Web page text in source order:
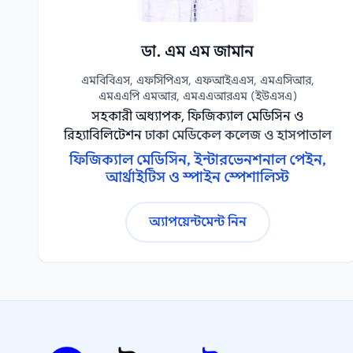
ডা. এম এম জামান
এমবিবিএস, এফসিপিএস, এফআইএএস, এমএসিআর,
এমএএপি এমআর, এমএএআরএম (ইউএসএ)
সহকারী অধ্যাপক, ফিজিক্যাল মেডিসিন ও
রিহ্যাবিলিটেশন ঢাকা মেডিকেল কলেজ ও হাসপাতাল
ফিজিক্যাল মেডিসিন, ইন্টারভেনশনাল পেইন,
আর্থ্রাইটিস ও স্পাইন স্পেশালিস্ট
অ্যাপয়েন্টমেন্ট নিন